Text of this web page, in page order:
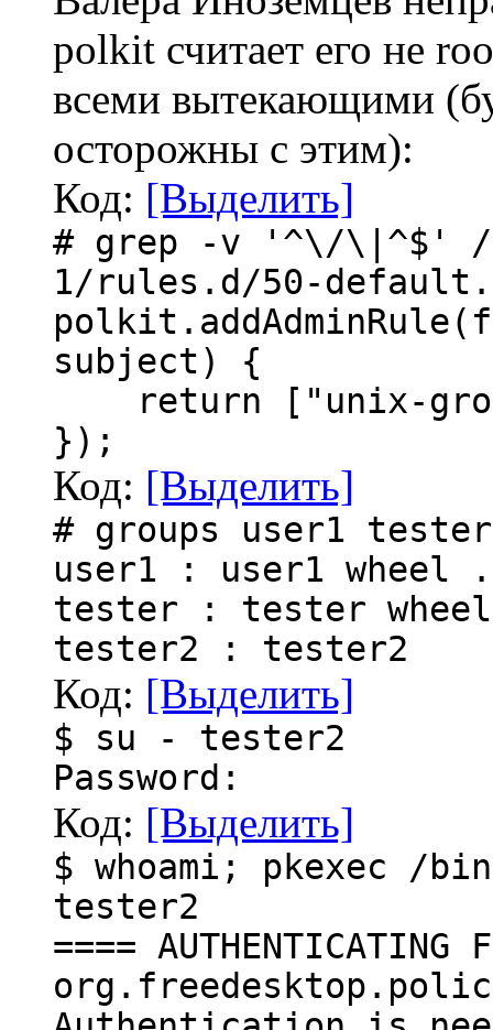
polkit считает его не
всеми вытекающими
осторожны с этим):
Код: [Выделить]
# grep -v '^\/\|^$'
1/rules.d/50-
subject) {
return ["unix-
});
Код: [Выделить]
# groups user1
user1 : user1 wheel
tester : tester
tester2 : tester2
Код: [Выделить]
$ su - tester2
Password:
Код: [Выделить]
$ whoami; pkexec /
tester2
==== AUTHENTICATING